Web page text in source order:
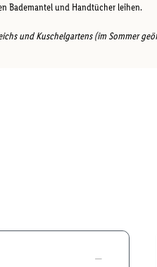
Bademantel und Handtücher leihen.
und Kuschelgartens (im Sommer